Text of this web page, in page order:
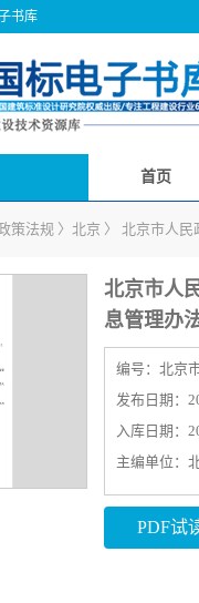
书库
首页
策法规 〉 北京 〉 北京市人民
北京市人
息管理办
编号： 北京
发布日期：
入库日期：
主编单位：
PDF试